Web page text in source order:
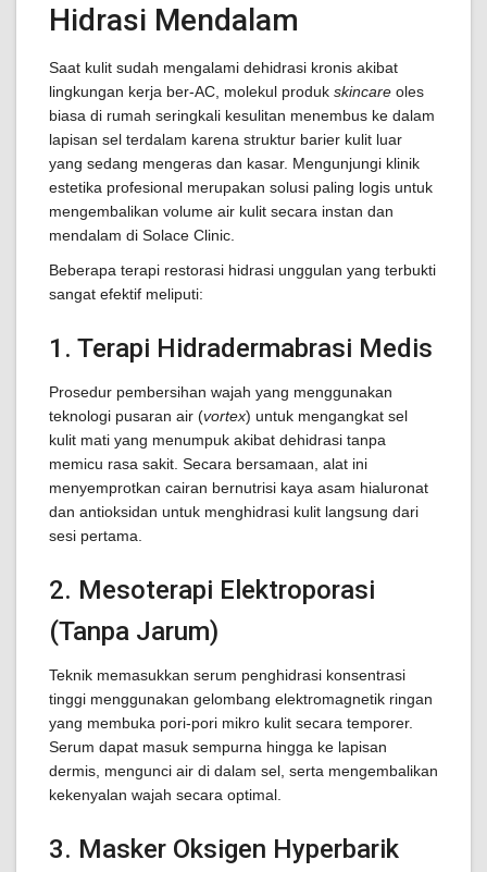
Hidrasi Mendalam
Saat kulit sudah mengalami dehidrasi kronis akibat
lingkungan kerja ber-AC, molekul produk skincare oles
biasa di rumah seringkali kesulitan menembus ke dalam
lapisan sel terdalam karena struktur barier kulit luar
yang sedang mengeras dan kasar. Mengunjungi klinik
estetika profesional merupakan solusi paling logis untuk
mengembalikan volume air kulit secara instan dan
mendalam di Solace Clinic.
Beberapa terapi restorasi hidrasi unggulan yang terbukti
sangat efektif meliputi:
1. Terapi Hidradermabrasi Medis
Prosedur pembersihan wajah yang menggunakan
teknologi pusaran air (vortex) untuk mengangkat sel
kulit mati yang menumpuk akibat dehidrasi tanpa
memicu rasa sakit. Secara bersamaan, alat ini
menyemprotkan cairan bernutrisi kaya asam hialuronat
dan antioksidan untuk menghidrasi kulit langsung dari
sesi pertama.
2. Mesoterapi Elektroporasi
(Tanpa Jarum)
Teknik memasukkan serum penghidrasi konsentrasi
tinggi menggunakan gelombang elektromagnetik ringan
yang membuka pori-pori mikro kulit secara temporer.
Serum dapat masuk sempurna hingga ke lapisan
dermis, mengunci air di dalam sel, serta mengembalikan
kekenyalan wajah secara optimal.
3. Masker Oksigen Hyperbarik